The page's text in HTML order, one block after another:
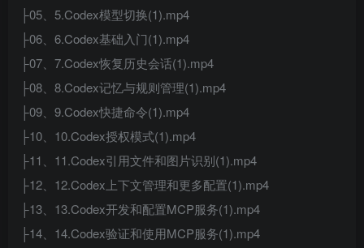
├05、5.Codex模型切换(1).mp4
├06、6.Codex基础入门(1).mp4
├07、7.Codex恢复历史会话(1).mp4
├08、8.Codex记忆与规则管理(1).mp4
├09、9.Codex快捷命令(1).mp4
├10、10.Codex授权模式(1).mp4
├11、11.Codex引用文件和图片识别(1).mp4
├12、12.Codex上下文管理和更多配置(1).mp4
├13、13.Codex开发和配置MCP服务(1).mp4
├14、14.Codex验证和使用MCP服务(1).mp4